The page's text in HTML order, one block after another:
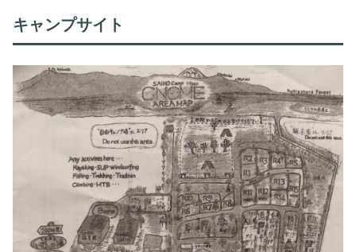
キャンプサイト